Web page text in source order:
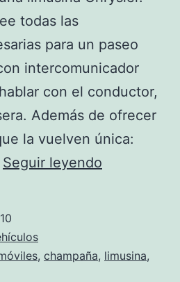
todas las
para un paseo
intercomunicador
con el conductor,
Además de ofrecer
la vuelven única:
Seguir leyendo
Todo
, champaña, limusina,